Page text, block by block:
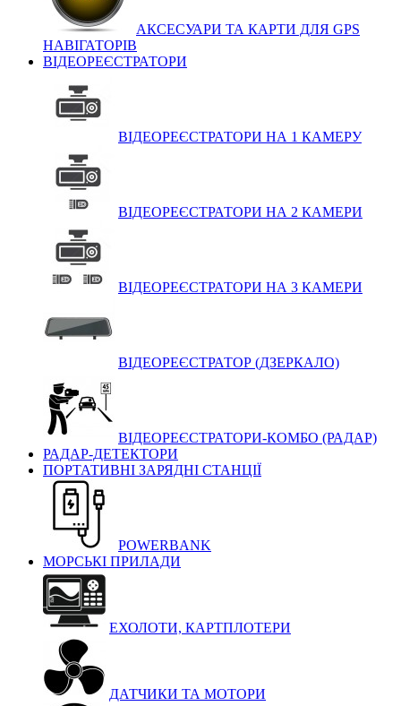
АКСЕСУАРИ ТА КАРТИ ДЛЯ GPS
НАВІГАТОРІВ
ВІДЕОРЕЄСТРАТОРИ
ВІДЕОРЕЄСТРАТОРИ НА 1 КАМЕРУ
ВІДЕОРЕЄСТРАТОРИ НА 2 КАМЕРИ
ВІДЕОРЕЄСТРАТОРИ НА 3 КАМЕРИ
ВІДЕОРЕЄСТРАТОР (ДЗЕРКАЛО)
ВІДЕОРЕЄСТРАТОРИ-КОМБО (РАДАР)
РАДАР-ДЕТЕКТОРИ
ПОРТАТИВНІ ЗАРЯДНІ СТАНЦІЇ
POWERBANK
МОРСЬКІ ПРИЛАДИ
ЕХОЛОТИ, КАРТПЛОТЕРИ
ДАТЧИКИ ТА МОТОРИ